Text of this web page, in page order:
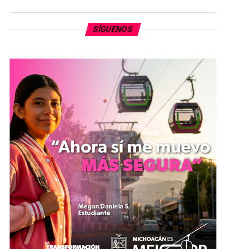
mensualidad 243 mil dólares en 3 años, en lugar del
• Colate seguirá conduciendo el Porsche Cayenne
propiedad de la mexicana valorado en más de 120.000
euros.
• La totalidad de estos gastos hay que añadir los de la
niñera que el juez le impuso tener a Colate cada vez que
esté con el pequeño, Andrea Nicolás, el colegio, la ropa,
la comida y el pediatra, que correrán también por
cuenta de la artista. “Se ha quitado un peso de encima.
• Cuando Paulina dio a luz también lo pagó todo.
• Cuando el nene está enfermo le guardan las facturas
para que las pague ella.
Nicolás declaró ante el juez que no tenía dinero, ni
trabajo y que era su familia la que le mantenía”, afirma
el entorno de la cantante.
SÍGUENOS